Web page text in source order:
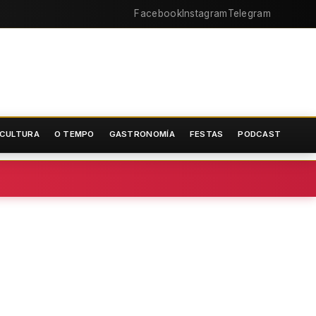
FacebookInstagramTelegram
O TEMPO GASTRONOMÍA FESTAS PODCAST